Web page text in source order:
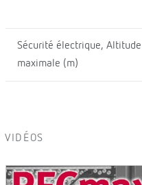
Sécurité électrique, Altitude
maximale (m)
VIDÉOS